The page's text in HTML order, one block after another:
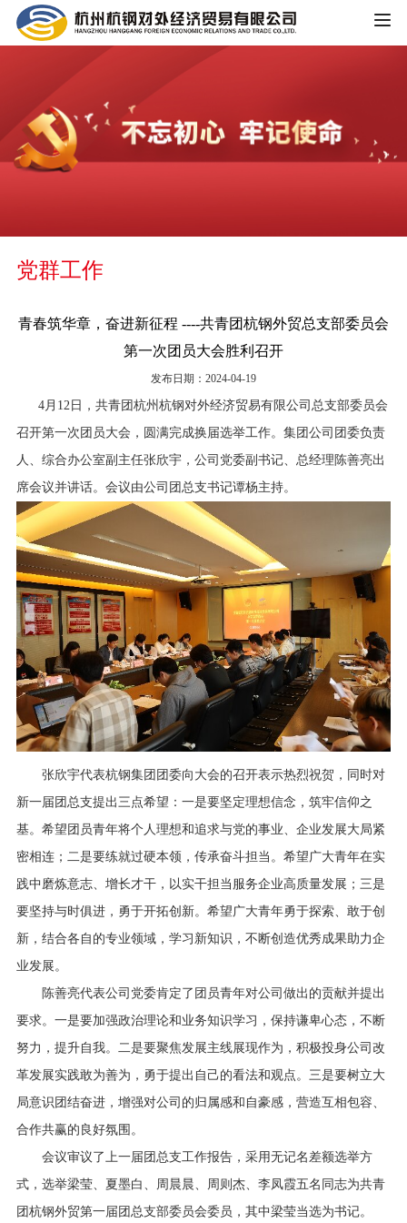
HOME
公司概况
公司简介
公司宣传
主营业务
铁矿板块
锰矿板块
黑色金属板块
煤焦板块
行业资讯
联系我们
English
About Us
党群工作
青春筑华章，奋进新征程 ----共青团杭钢外贸总支部委员会
第一次团员大会胜利召开
发布日期：2024-04-19
4月12日，共青团杭州杭钢对外经济贸易有限公司总支部委员会
召开第一次团员大会，圆满完成换届选举工作。集团公司团委负责
人、综合办公室副主任张欣宇，公司党委副书记、总经理陈善亮出
席会议并讲话。会议由公司团总支书记谭杨主持。
张欣宇代表杭钢集团团委向大会的召开表示热烈祝贺，同时对
新一届团总支提出三点希望：一是要坚定理想信念，筑牢信仰之
基。希望团员青年将个人理想和追求与党的事业、企业发展大局紧
密相连；二是要练就过硬本领，传承奋斗担当。希望广大青年在实
践中磨炼意志、增长才干，以实干担当服务企业高质量发展；三是
要坚持与时俱进，勇于开拓创新。希望广大青年勇于探索、敢于创
新，结合各自的专业领域，学习新知识，不断创造优秀成果助力企
业发展。
陈善亮代表公司党委肯定了团员青年对公司做出的贡献并提出
要求。一是要加强政治理论和业务知识学习，保持谦卑心态，不断
努力，提升自我。二是要聚焦发展主线展现作为，积极投身公司改
革发展实践敢为善为，勇于提出自己的看法和观点。三是要树立大
局意识团结奋进，增强对公司的归属感和自豪感，营造互相包容、
合作共赢的良好氛围。
会议审议了上一届团总支工作报告，采用无记名差额选举方
式，选举梁莹、夏墨白、周晨晨、周则杰、李凤霞五名同志为共青
团杭钢外贸第一届团总支部委员会委员，其中梁莹当选为书记。